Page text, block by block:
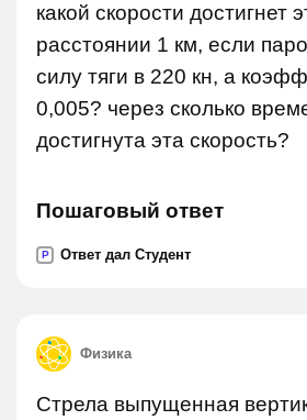
какой скорости достигнет
расстоянии 1 км, если
силу тяги в 220 кн, а
0,005? через сколько
достигнута эта скорость?
Пошаговый ответ
P Ответ дал Студент
Физика
Стрела выпущенная